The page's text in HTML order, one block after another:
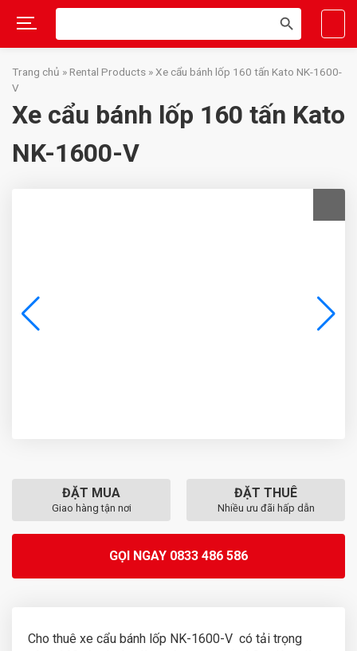
Skip
content
Search
SEARCH
BUTTON
Trang chủ » Rental Products »Xe cẩu bánh lốp 160 tấn Kato NK-1600-
V
Xe cẩu bánh lốp 160 tấn Kato
NK-1600-V
ĐẶT MUA
Giao hàng tận nơi
ĐẶT THUÊ
Nhiều ưu đãi hấp dẫn
GỌI NGAY 0833 486 586
Cho thuê xe cẩu bánh lốp NK-1600-V có tải trọng